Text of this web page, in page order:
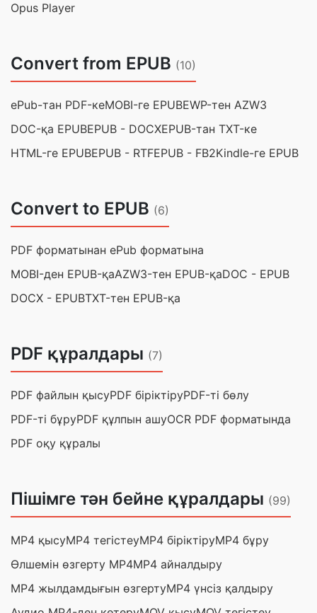
Opus Player
Convert from EPUB (10)
ePub-тан PDF-кеMOBI-ге EPUBEWP-тен AZW3
DOC-қа EPUBEPUB - DOCXEPUB-тан TXT-ке
HTML-ге EPUBEPUB - RTFEPUB - FB2Kindle-ге EPUB
Convert to EPUB (6)
PDF форматынан ePub форматына
MOBI-ден EPUB-қаAZW3-тен EPUB-қаDOC - EPUB
DOCX - EPUBTXT-тен EPUB-қа
PDF құралдары (7)
PDF файлын қысуPDF біріктіруPDF-ті бөлу
PDF-ті бұруPDF құлпын ашуOCR PDF форматында
PDF оқу құралы
Пішімге тән бейне құралдары (99)
MP4 қысуMP4 тегістеуMP4 біріктіруMP4 бұру
Өлшемін өзгерту MP4MP4 айналдыру
MP4 жылдамдығын өзгертуMP4 үнсіз қалдыру